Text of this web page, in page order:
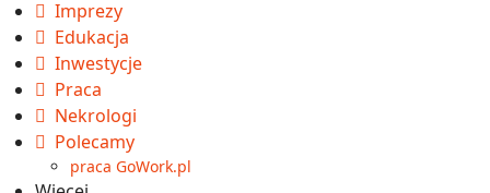
Imprezy
Edukacja
Inwestycje
Praca
Nekrologi
Polecamy
praca GoWork.pl